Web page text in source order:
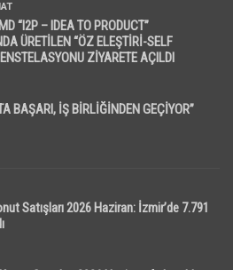
“I2P – IDEA TO PRODUCT”
ÜRETİLEN “ÖZ ELEŞTİRİ-SELF
ZİYARETE AÇILDI
BAŞARI, İŞ BİRLİĞİNDEN GEÇİYOR”
Satışları 2026 Haziran: İzmir’de 7.791